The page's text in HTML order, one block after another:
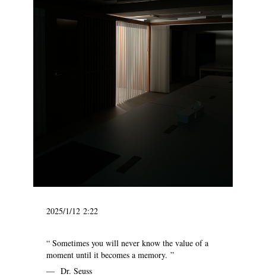
2025/1/12 2:22
“ Sometimes you will never know the value of a
moment until it becomes a memory. ”
— Dr. Seuss